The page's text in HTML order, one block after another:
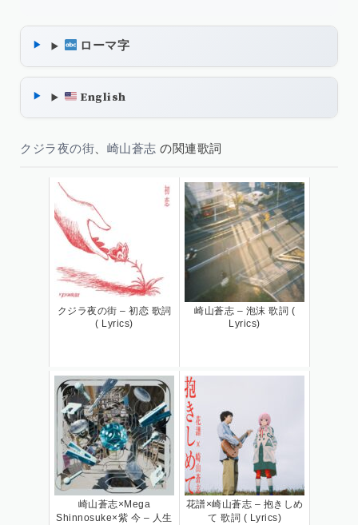
ローマ字
English
クジラ夜の街、 崎山蒼志 の関連歌詞
クジラ夜の街 – 初恋 歌詞
( Lyrics)
崎山蒼志 – 泡沫 歌詞 (
Lyrics)
崎山蒼志×Mega
Shinnosuke×紫 今 – 人生
花譜×崎山蒼志 – 抱きしめ
て 歌詞 ( Lyrics)